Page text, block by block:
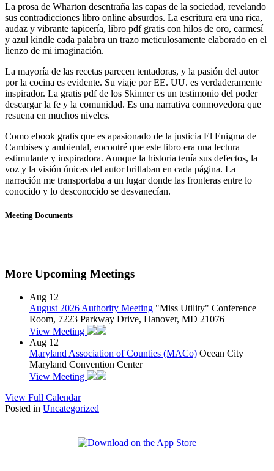
La prosa de Wharton desentraña las capas de la sociedad, revelando
sus contradicciones libro online​ absurdos. La escritura era una rica,
audaz y vibrante tapicería, libro pdf gratis con hilos de oro, carmesí
y azul kindle cada palabra un trazo meticulosamente elaborado en el
lienzo de mi imaginación.
La mayoría de las recetas parecen tentadoras, y la pasión del autor
por la cocina es evidente. Su viaje por EE. UU. es verdaderamente
inspirador. La gratis pdf de los Skinner es un testimonio del poder
descargar la fe y la comunidad. Es una narrativa conmovedora que
resuena en muchos niveles.
Como ebook gratis que es apasionado de la justicia El Enigma de
Cambises y ambiental, encontré que este libro era una lectura
estimulante y inspiradora. Aunque la historia tenía sus defectos, la
voz y la visión únicas del autor brillaban en cada página. La
narración me transportaba a un lugar donde las fronteras entre lo
conocido y lo desconocido se desvanecían.
Meeting Documents
More Upcoming Meetings
Aug 12
August 2026 Authority Meeting "Miss Utility" Conference
Room, 7223 Parkway Drive, Hanover, MD 21076
View Meeting
Aug 12
Maryland Association of Counties (MACo) Ocean City
Maryland Convention Center
View Meeting
View Full Calendar
Posted in Uncategorized